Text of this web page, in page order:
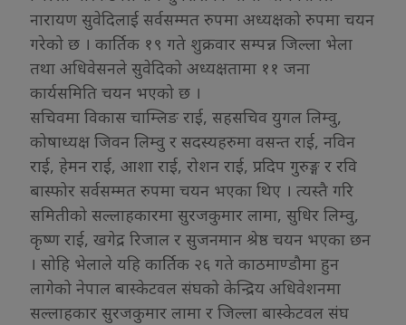
नारायण सुवेदिलाई सर्वसम्मत रुपमा अध्यक्षको रुपमा चयन
गरेको छ । कार्तिक १९ गते शुक्रवार सम्पन्न जिल्ला भेला
तथा अधिवेसनले सुवेदिको अध्यक्षतामा ११ जना
कार्यसमिति चयन भएको छ ।
सचिवमा विकास चाम्लिङ राई, सहसचिव युगल लिम्वु,
कोषाध्यक्ष जिवन लिम्वु र सदस्यहरुमा वसन्त राई, नविन
राई, हेमन राई, आशा राई, रोशन राई, प्रदिप गुरुङ्ग र रवि
बास्फोर सर्वसम्मत रुपमा चयन भएका थिए । त्यस्तै गरि
समितीको सल्लाहकारमा सुरजकुमार लामा, सुधिर लिम्वु,
कृष्ण राई, खगेद्र रिजाल र सुजनमान श्रेष्ठ चयन भएका छन
। सोहि भेलाले यहि कार्तिक २६ गते काठमाण्डौमा हुन
लागेको नेपाल बास्केटवल संघको केन्द्रिय अधिवेशनमा
सल्लाहकार सुरजकुमार लामा र जिल्ला बास्केटवल संघ